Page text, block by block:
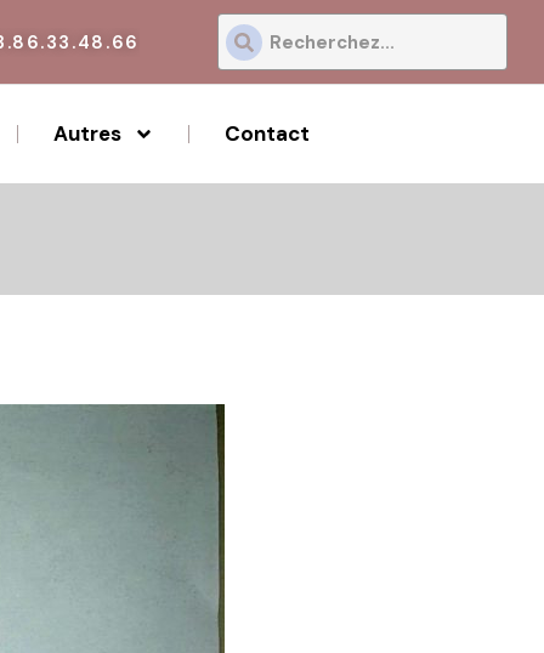
Autres Contact